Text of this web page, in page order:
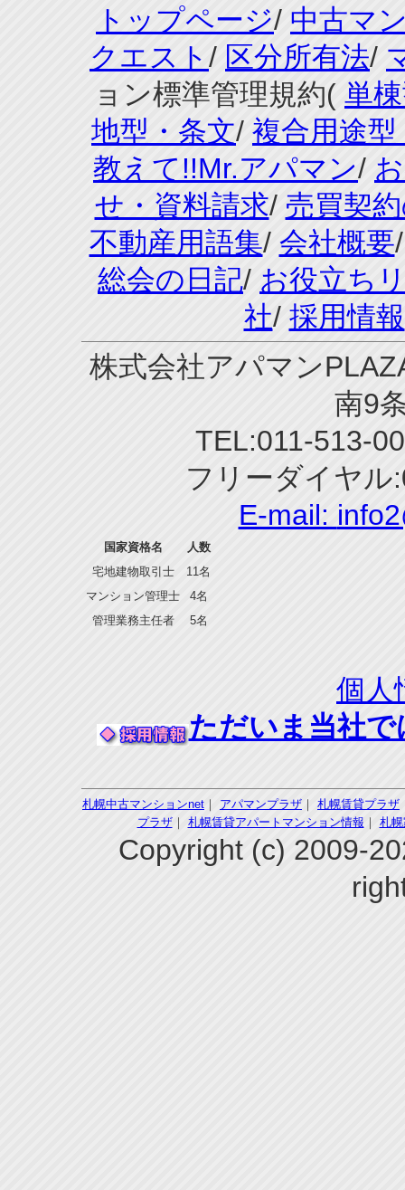
トップページ/ 中古マ
クエスト / 区分所有法/
ョン標準管理規約( 単
地型・条文/ 複合用途型
教えて!!Mr.アパマン/
せ・資料請求/ 売買契
不動産用語集/ 会社概要
総会の日記/ お役立ち
社/ 採用情報
株式会社アパマン
南9
TEL:011-513-
フリーダイヤル
E-mail:
国家資格名
人数
宅地建物取引士
11名
マンション管理士
4名
管理業務主任者
5名
個人
ただいま当社
札幌中古マンションnet ｜ アパマンプラザ ｜ 札幌賃貸プラザ
プラザ｜ 札幌賃貸アパートマンション情報 ｜ 札
Copyright (c) 2009-